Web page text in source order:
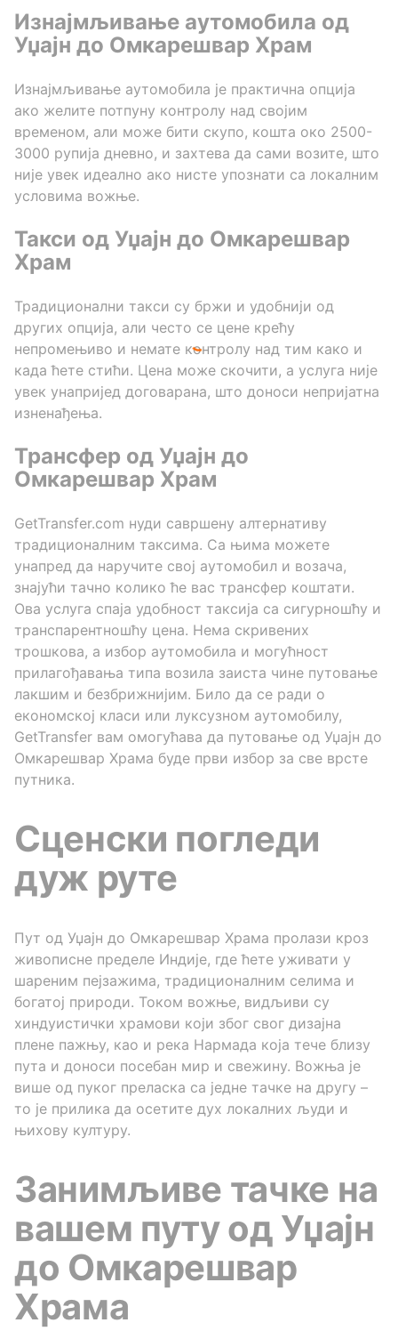
Изнајмљивање аутомобила од
Уџајн до Омкарешвар Храм
Изнајмљивање аутомобила је практична опција
ако желите потпуну контролу над својим
временом, али може бити скупо, кошта око 2500-
3000 рупија дневно, и захтева да сами возите, што
није увек идеално ако нисте упознати са локалним
условима вожње.
Такси од Уџајн до Омкарешвар
Храм
Традиционални такси су бржи и удобнији од
других опција, али често се цене крећу
непромењиво и немате контролу над тим како и
када ћете стићи. Цена може скочити, а услуга није
увек унапријед договарана, што доноси непријатна
изненађења.
Трансфер од Уџајн до
Омкарешвар Храм
GetTransfer.com нуди савршену алтернативу
традиционалним таксима. Са њима можете
унапред да наручите свој аутомобил и возача,
знајући тачно колико ће вас трансфер коштати.
Ова услуга спаја удобност таксија са сигурношћу и
транспарентношћу цена. Нема скривених
трошкова, а избор аутомобила и могућност
прилагођавања типа возила заиста чине путовање
лакшим и безбрижнијим. Било да се ради о
економској класи или луксузном аутомобилу,
GetTransfer вам омогућава да путовање од Уџајн до
Омкарешвар Храма буде први избор за све врсте
путника.
Сценски погледи
дуж руте
Пут од Уџајн до Омкарешвар Храма пролази кроз
живописне пределе Индије, где ћете уживати у
шареним пејзажима, традиционалним селима и
богатој природи. Током вожње, видљиви су
хиндуистички храмови који због свог дизајна
плене пажњу, као и река Нармада која тече близу
пута и доноси посебан мир и свежину. Вожња је
више од пуког преласка са једне тачке на другу –
то је прилика да осетите дух локалних људи и
њихову културу.
Занимљиве тачке на
вашем путу од Уџајн
до Омкарешвар
Храма